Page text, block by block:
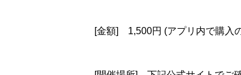
[金額] 1,500円 (アプリ内で購入